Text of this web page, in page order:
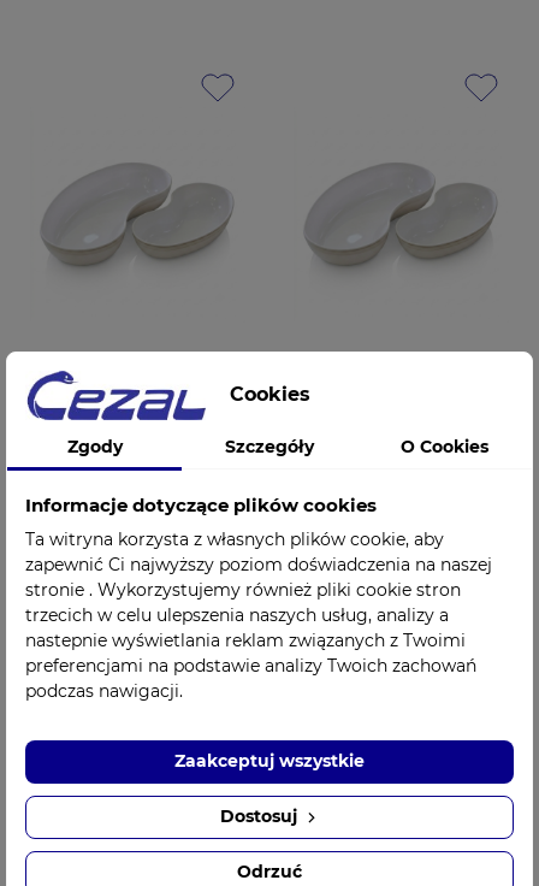
Miska nerka
plastikowa 300ml
20cm Rowlam
Cena5,90 zł
28cm Rowlam
Cookies
Zgody Szczegóły O Cookies
Informacje dotyczące plików cookies
Ta witryna korzysta z własnych plików cookie, aby
zapewnić Ci najwyższy poziom doświadczenia na naszej
stronie . Wykorzystujemy również pliki cookie stron
trzecich w celu ulepszenia naszych usług, analizy a
nastepnie wyświetlania reklam związanych z Twoimi
preferencjami na podstawie analizy Twoich zachowań
podczas nawigacji.
Odrzuć
Dostosuj
Zaakceptuj wszystkie